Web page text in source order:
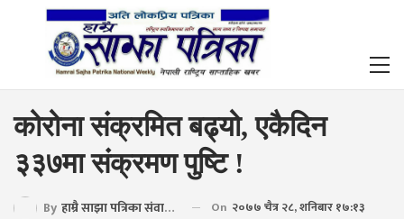
कोरोना संक्रमित बढ्यो, एकैदिन
३३७मा संक्रमण पुष्टि !
By हाम्रै साझा पत्रिका संवाददाता On २०७७ चैत्र २८, शनिबार १७:१३